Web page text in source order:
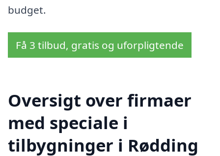
budget.
Få 3 tilbud, gratis og uforpligtende
Oversigt over firmaer
med speciale i
tilbygninger i Rødding